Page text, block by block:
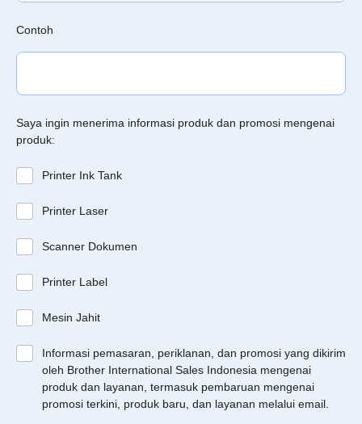
Contoh
Saya ingin menerima informasi produk dan promosi mengenai
produk:
Printer Ink Tank
Printer Laser
Scanner Dokumen
Printer Label
Mesin Jahit
Informasi pemasaran, periklanan, dan promosi yang dikirim
oleh Brother International Sales Indonesia mengenai
produk dan layanan, termasuk pembaruan mengenai
promosi terkini, produk baru, dan layanan melalui email.